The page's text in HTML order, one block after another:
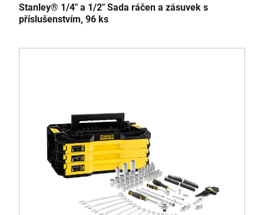
Stanley® 1/4" a 1/2" Sada ráčen a zásuvek s
příslušenstvím, 96 ks